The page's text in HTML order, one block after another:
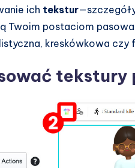
ich tekstur
Twoim postaciom
kreskówkowa czy
tekstury